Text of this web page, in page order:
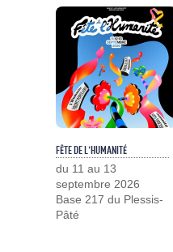
FÊTE DE L'HUMANITÉ
du 11 au 13
septembre 2026
Base 217 du Plessis-
Pâté